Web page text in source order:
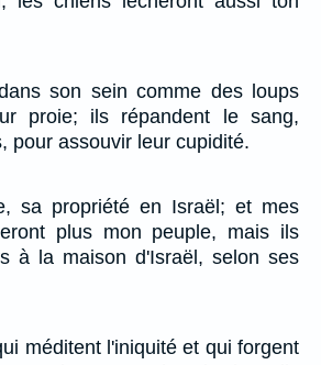
son sein comme des loups
proie; ils répandent le sang,
pour assouvir leur cupidité.
sa propriété en Israël; et mes
plus mon peuple, mais ils
à la maison d'Israël, selon ses
méditent l'iniquité et qui forgent